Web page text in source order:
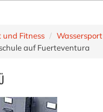
und Fitness
Wassersport
auf Fuerteventura